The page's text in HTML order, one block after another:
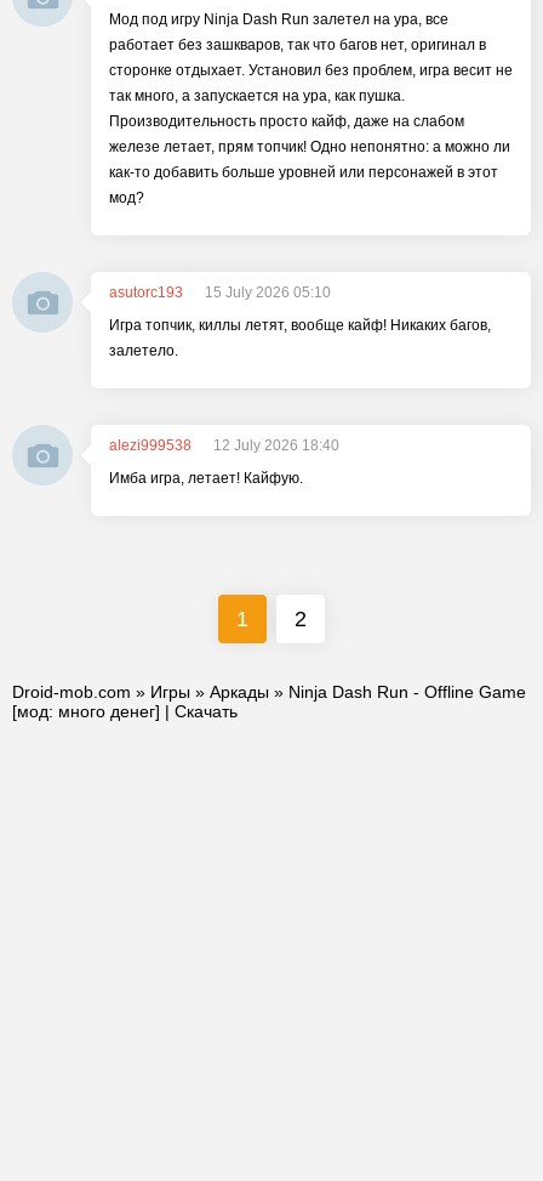
Мод под игру Ninja Dash Run залетел на ура, все
работает без зашкваров, так что багов нет, оригинал в
сторонке отдыхает. Установил без проблем, игра весит не
так много, а запускается на ура, как пушка.
Производительность просто кайф, даже на слабом
железе летает, прям топчик! Одно непонятно: а можно ли
как-то добавить больше уровней или персонажей в этот
мод?
asutorc193
15 July 2026 05:10
Игра топчик, киллы летят, вообще кайф! Никаких багов,
залетело.
alezi999538
12 July 2026 18:40
Имба игра, летает! Кайфую.
1 2
Droid-mob.com » Игры » Аркады » Ninja Dash Run - Offline Game
[мод: много денег] | Скачать